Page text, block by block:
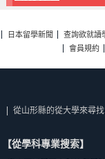
日本留學新聞 查詢欲就讀
會員規約
從山形縣的從大學來尋
【從學科專業搜索】